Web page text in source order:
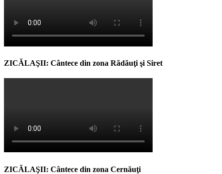
ZICĂLAŞII: Cântece din zona Rădăuţi şi Siret
ZICĂLAŞII: Cântece din zona Cernăuţi